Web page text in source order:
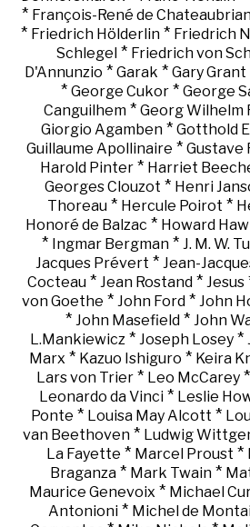
* François-René de
* Friedrich Hölderlin* Friedrich
Schlegel * Friedrich von
D'Annunzio * Garak * Gary Grant
* George Cukor * George
Canguilhem * Georg Wilhelm
Giorgio Agamben * Gotthold
Guillaume Apollinaire * Gustave
Harold Pinter* Harriet
Georges Clouzot * Henri
Thoreau * Hercule Poirot *
Honoré de Balzac * Howard
* Ingmar Bergman* J. M. W.
Jacques Prévert * Jean-
Cocteau * Jean Rostand * Jesus
von Goethe * John Ford * John
* John Masefield * John
L.Mankiewicz* Joseph Losey*
Marx * Kazuo Ishiguro * Keira
Lars von Trier* Leo McCarey*
Leonardo da Vinci * Leslie
Ponte * Louisa May Alcott *
van Beethoven * Ludwig
La Fayette * Marcel Proust *
Braganza* Mark Twain*
Maurice Genevoix * Michael
Antonioni* Michel de